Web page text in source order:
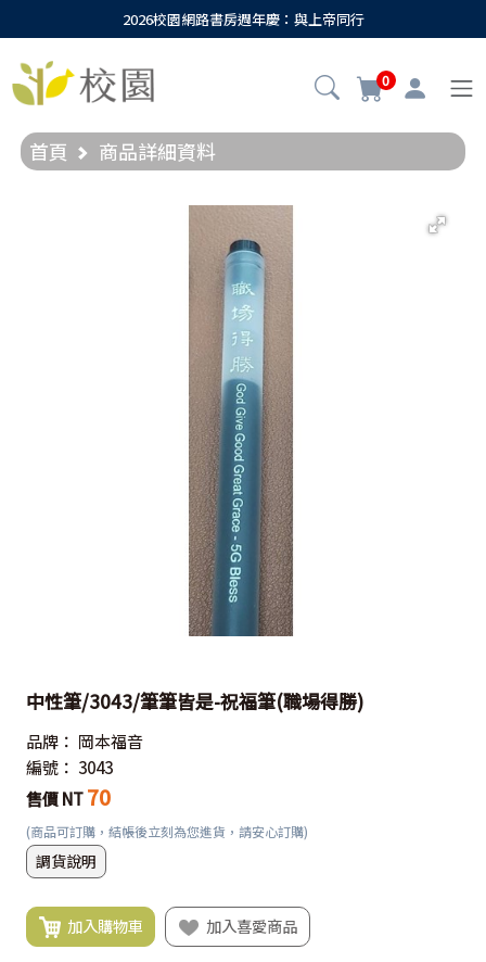
2026校園網路書房週年慶：與上帝同行
0
首頁 商品詳細資料
中性筆/3043/筆筆皆是-祝福筆(職場得勝)
品牌： 岡本福音
編號： 3043
售價 NT 70
(商品可訂購，結帳後立刻為您進貨，請安心訂購)
調貨說明
加入購物車 加入喜愛商品